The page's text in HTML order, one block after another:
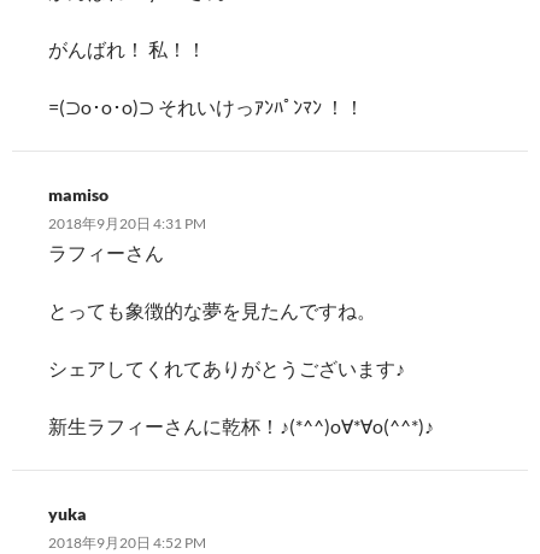
がんばれ！ 私！！
=(⊃︎o･o･o)⊃︎ それいけっｱﾝﾊﾟﾝﾏﾝ ！！
mamiso
2018年9月20日 4:31 PM
ラフィーさん
とっても象徴的な夢を見たんですね。
シェアしてくれてありがとうございます♪
新生ラフィーさんに乾杯！♪(*^^)o∀*∀o(^^*)♪
yuka
2018年9月20日 4:52 PM